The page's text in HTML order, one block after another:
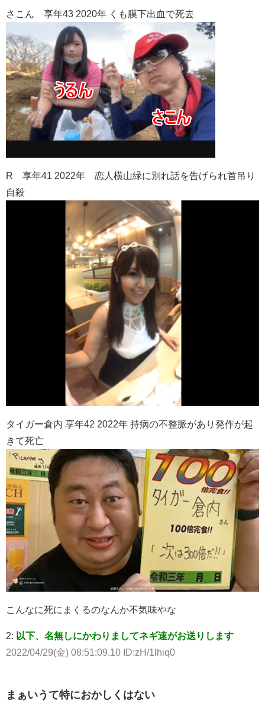
さこん 享年43 2020年 くも膜下出血で死去
R 享年41 2022年 恋人横山緑に別れ話を告げられ首吊り
自殺
タイガー倉内 享年42 2022年 持病の不整脈があり発作が起
きて死亡
こんなに死にまくるのなんか不気味やな
2: 以下、名無しにかわりましてネギ速がお送りします
2022/04/29(金) 08:51:09.10 ID:zH/1lhiq0
まぁいうて特におかしくはない